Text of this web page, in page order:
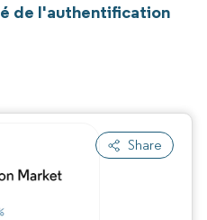
de l'authentification
Share